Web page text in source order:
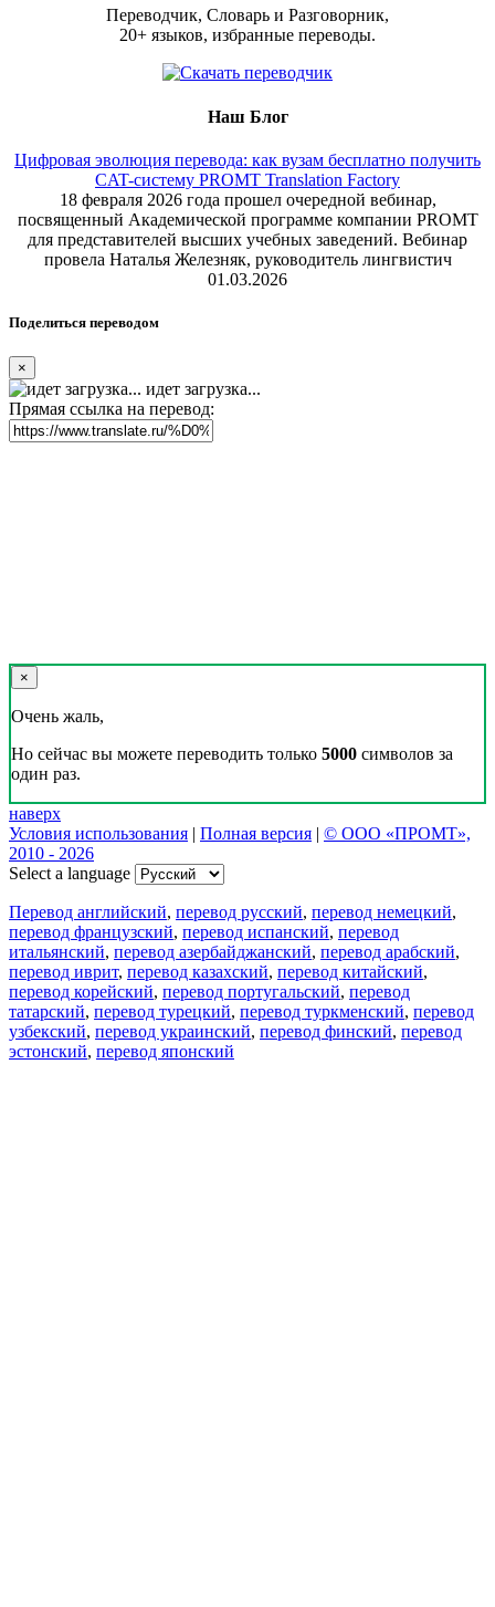
Переводчик, Словарь и Разговорник,
20+ языков, избранные переводы.
Наш Блог
Цифровая эволюция перевода: как вузам бесплатно получить
CAT-систему PROMT Translation Factory
18 февраля 2026 года прошел очередной вебинар,
посвященный Академической программе компании PROMT
для представителей высших учебных заведений. Вебинар
провела Наталья Железняк, руководитель лингвистич
01.03.2026
Поделиться переводом
×
идет загрузка...
Прямая ссылка на перевод:
×
Очень жаль,
Но сейчас вы можете переводить только 5000 символов за
один раз.
наверх
Условия использования | Полная версия | © ООО «ПРОМТ»,
2010 - 2026
Select a language
Перевод английский, перевод русский, перевод немецкий,
перевод французский, перевод испанский, перевод
итальянский, перевод азербайджанский, перевод арабский,
перевод иврит, перевод казахский, перевод китайский,
перевод корейский, перевод португальский, перевод
татарский, перевод турецкий, перевод туркменский, перевод
узбекский, перевод украинский, перевод финский, перевод
эстонский, перевод японский